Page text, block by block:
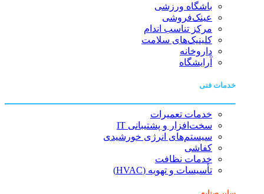
باشگاه ورزشی
عینک‌فروشی
مرکز تناسب اندام
کلینیک‌های سلامت
داروخانه
آرایشگاه
خدمات فنی
خدمات تعمیرات
سخت‌افزار و پشتیبانی IT
سیستم‌های انرژی خورشیدی
کفاشی
خدمات نظافت
تأسیسات و تهویه (HVAC)